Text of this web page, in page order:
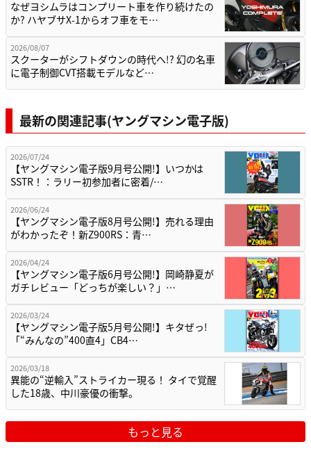
なぜヨシムラはコンプリート車を作り続けたの
か? ハヤブサX-1からオフ車をモ…
2026/08/07
スクーターがシフトダウンの時代へ!? 幻の名車
に電子制御CVT搭載モデルなど…
最新の関連記事(ヤングマシン電子版)
2026/07/24
【ヤングマシン電子版9月号公開!】いつかは
SSTR！：ラリー初参加者に密着/…
2026/06/24
【ヤングマシン電子版8月号公開!】売れる理由
がわかったぞ！新Z900RS：青…
2026/04/24
【ヤングマシン電子版6月号公開!】岡崎静夏が
ガチレビュー「どっちが楽しい？」…
2026/03/24
【ヤングマシン電子版5月号公開!】キタぜっ!
「“みんなの”400直4」CB4…
2026/03/18
異能の“逆輸入”ストライカー現る！ タイで覚醒
した18歳、中川豪優の衝撃。
もっと見る